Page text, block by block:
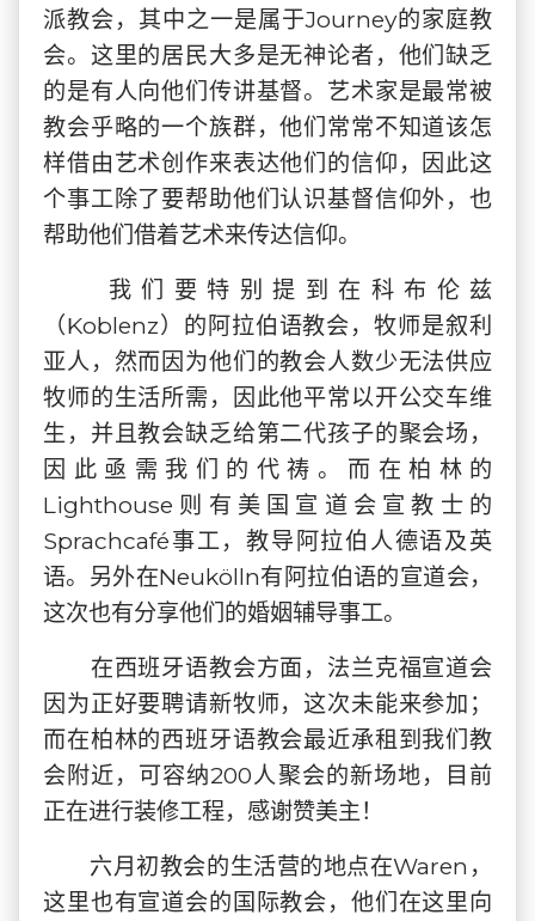
派教会，其中之一是属于Journey的家庭教
会。这里的居民大多是无神论者，他们缺乏
的是有人向他们传讲基督。艺术家是最常被
教会乎略的一个族群，他们常常不知道该怎
样借由艺术创作来表达他们的信仰，因此这
个事工除了要帮助他们认识基督信仰外，也
帮助他们借着艺术来传达信仰。
我们要特别提到在科布伦兹
（Koblenz）的阿拉伯语教会，牧师是叙利
亚人，然而因为他们的教会人数少无法供应
牧师的生活所需，因此他平常以开公交车维
生，并且教会缺乏给第二代孩子的聚会场，
因此亟需我们的代祷。而在柏林的
Lighthouse则有美国宣道会宣教士的
Sprachcafé事工，教导阿拉伯人德语及英
语。另外在Neukölln有阿拉伯语的宣道会，
这次也有分享他们的婚姻辅导事工。
在西班牙语教会方面，法兰克福宣道会
因为正好要聘请新牧师，这次未能来参加；
而在柏林的西班牙语教会最近承租到我们教
会附近，可容纳200人聚会的新场地，目前
正在进行装修工程，感谢赞美主！
六月初教会的生活营的地点在Waren，
这里也有宣道会的国际教会，他们在这里向